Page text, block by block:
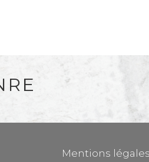
Mentions légales